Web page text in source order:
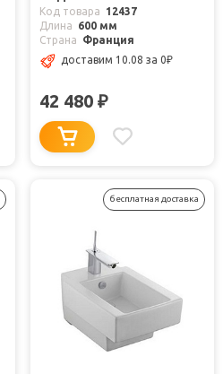
Код товара
12437
Длина
600 мм
Страна
Франция
доставим 10.08 за 0₽
42 480 ₽
бесплатная доставка